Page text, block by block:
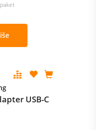
USB-C